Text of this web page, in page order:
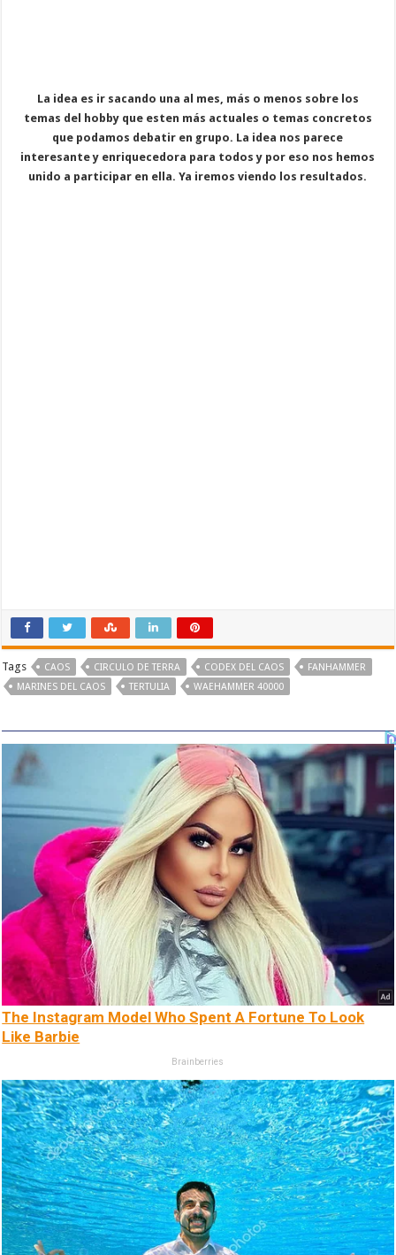
La idea es ir sacando una al mes, más o menos sobre los
temas del hobby que esten más actuales o temas concretos
que podamos debatir en grupo. La idea nos parece
interesante y enriquecedora para todos y por eso nos hemos
unido a participar en ella. Ya iremos viendo los resultados.
Tags CAOS CIRCULO DE TERRA CODEX DEL CAOS
FANHAMMER
MARINES DEL CAOS
TERTULIA WAEHAMMER 40000
The Instagram Model Who Spent A Fortune To Look
Like Barbie
Brainberries